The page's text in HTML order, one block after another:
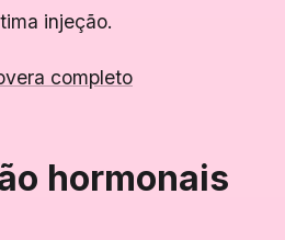
injeção.
completo
hormonais